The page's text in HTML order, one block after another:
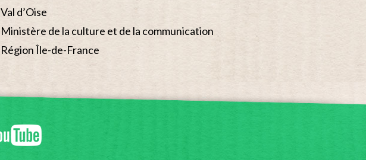
Val d’Oise
Ministère de la culture et de la communication
Région Île-de-France